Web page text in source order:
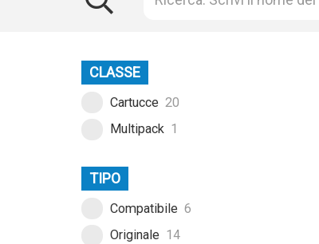
CLASSE
Cartucce 20
Multipack 1
TIPO
Compatibile 6
Originale 14